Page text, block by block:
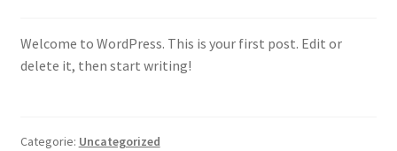
Welcome to WordPress. This is your first post. Edit or
delete it, then start writing!
Categorie: Uncategorized